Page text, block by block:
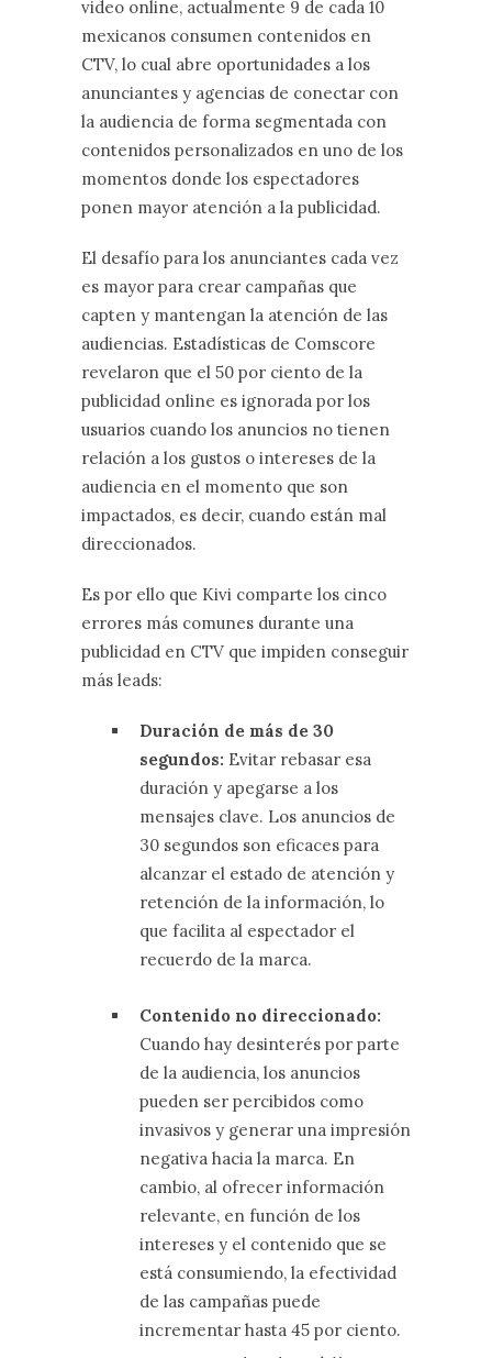
video online, actualmente 9 de cada 10
mexicanos consumen contenidos en
CTV, lo cual abre oportunidades a los
anunciantes y agencias de conectar con
la audiencia de forma segmentada con
contenidos personalizados en uno de los
momentos donde los espectadores
ponen mayor atención a la publicidad.
El desafío para los anunciantes cada vez
es mayor para crear campañas que
capten y mantengan la atención de las
audiencias. Estadísticas de Comscore
revelaron que el 50 por ciento de la
publicidad online es ignorada por los
usuarios cuando los anuncios no tienen
relación a los gustos o intereses de la
audiencia en el momento que son
impactados, es decir, cuando están mal
direccionados.
Es por ello que Kivi comparte los cinco
errores más comunes durante una
publicidad en CTV que impiden conseguir
más leads:
Duración de más de 30
segundos: Evitar rebasar esa
duración y apegarse a los
mensajes clave. Los anuncios de
30 segundos son eficaces para
alcanzar el estado de atención y
retención de la información, lo
que facilita al espectador el
recuerdo de la marca.
Contenido no direccionado:
Cuando hay desinterés por parte
de la audiencia, los anuncios
pueden ser percibidos como
invasivos y generar una impresión
negativa hacia la marca. En
cambio, al ofrecer información
relevante, en función de los
intereses y el contenido que se
está consumiendo, la efectividad
de las campañas puede
incrementar hasta 45 por ciento.